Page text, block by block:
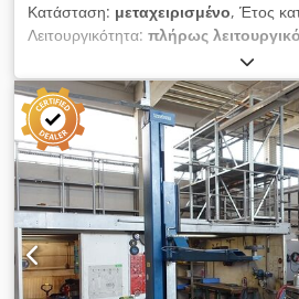
Κατάσταση: μεταχειρισμένο, Έτος
Λειτουργικότητα: πλήρως λειτουργικό
, ωφελιμο φορτίο:
καλά συντηρημένη, φορητή μονάδα
Hywema, κατάλληλη για χρήση με 6
Dkodpozqtdbofx Ailor
για 6 ρυμούλκες. Συνολική ανυψωτική
(όλες οι 6 ρυμούλκες). Η μονάδα έχει
Μπορείτε να τη δοκιμάσετε και να την
συνεννόησης.